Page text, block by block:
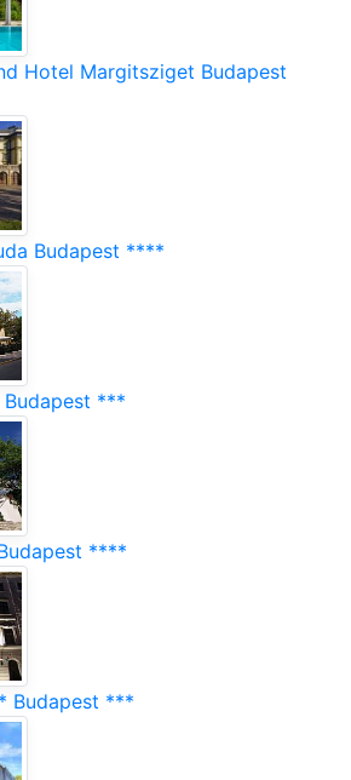
Hotel Margitsziget Budapest
Budapest ****
***
****
Budapest ***